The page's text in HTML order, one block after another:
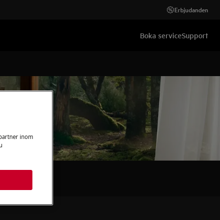
Erbjudanden
Boka serviceSupport
inom